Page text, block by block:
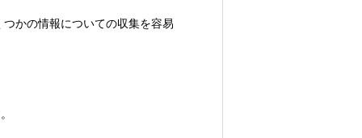
かの情報についての収集を容易